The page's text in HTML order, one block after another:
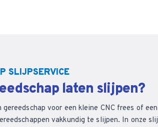
SLIJPSERVICE
laten slijpen?
voor een kleine CNC frees of
vakkundig te slijpen. In onze